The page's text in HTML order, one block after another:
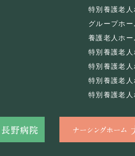
特別養護老
グループホ
養護老人ホ
特別養護老
特別養護老
特別養護老
特別養護老